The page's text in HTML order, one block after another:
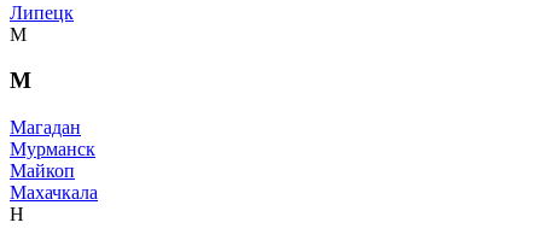
Липецк
М
М
Магадан
Мурманск
Майкоп
Махачкала
Н